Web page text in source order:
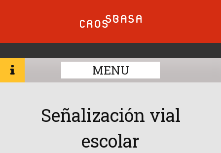
MENU
Señalización vial
escolar